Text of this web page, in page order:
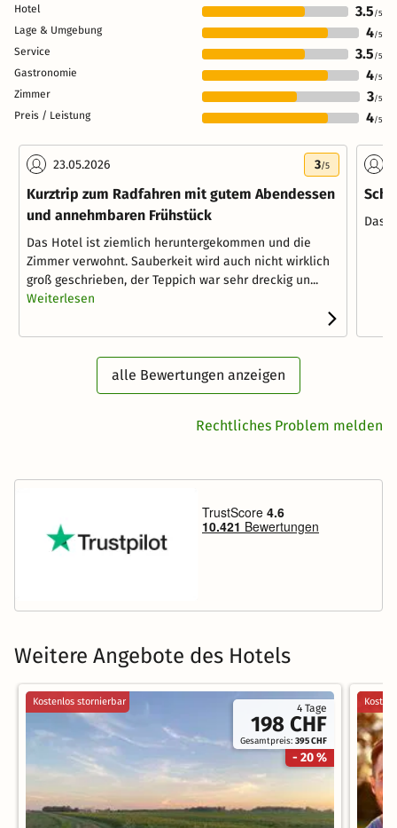
Hotel 3.5 /5
Lage & Umgebung 4/5
Service 3.5 /5
Gastronomie 4/5
Zimmer 3/5
Preis / Leistung 4/5
23.05.2026 3/5
Kurztrip zum Radfahren mit gutem Abendessen
und annehmbaren Frühstück
Das Hotel ist ziemlich heruntergekommen und die
Zimmer verwohnt. Sauberkeit wird auch nicht wirklich
groß geschrieben, der Teppich war sehr dreckig un...
Weiterlesen
Das
alle Bewertungen anzeigen
Rechtliches Problem melden
Weitere Angebote des Hotels
4 Tage
198 CHF
Gesamtpreis:395 CHF
- 20 %
Kostenlos stornierbar